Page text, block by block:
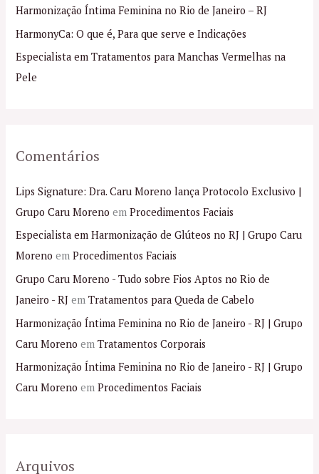
r
p
o
r
Harmonização Íntima Feminina no Rio de Janeiro – RJ
HarmonyCa: O que é, Para que serve e Indicações
Especialista em Tratamentos para Manchas Vermelhas na
Pele
Comentários
Lips Signature: Dra. Caru Moreno lança Protocolo Exclusivo |
Grupo Caru Moreno emProcedimentos Faciais
Especialista em Harmonização de Glúteos no RJ | Grupo Caru
Moreno emProcedimentos Faciais
Grupo Caru Moreno - Tudo sobre Fios Aptos no Rio de
Janeiro - RJ emTratamentos para Queda de Cabelo
Harmonização Íntima Feminina no Rio de Janeiro - RJ | Grupo
Caru Moreno emTratamentos Corporais
Harmonização Íntima Feminina no Rio de Janeiro - RJ | Grupo
Caru Moreno emProcedimentos Faciais
Arquivos